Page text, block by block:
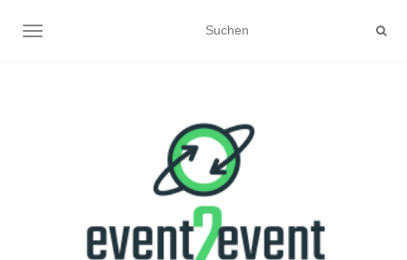
NAVIGATION UMSCHALTEN